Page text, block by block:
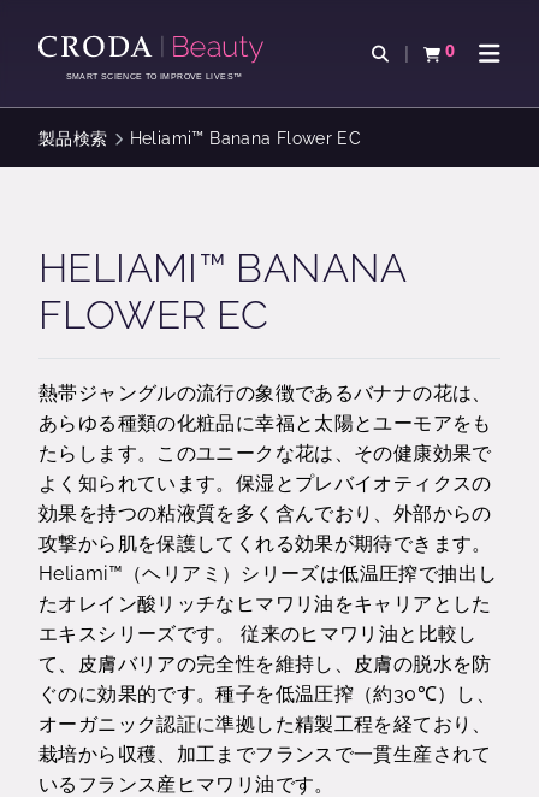
ン
を
ー
ス
SMART SCIENCE TO IMPROVE LIVES™
検索を開く
0
カートを確認す
ナビ
製品検索 Heliami™ Banana Flower EC
HELIAMI™ BANANA
FLOWER EC
熱帯ジャングルの流行の象徴であるバナナの花は、
あらゆる種類の化粧品に幸福と太陽とユーモアをも
たらします。このユニークな花は、その健康効果で
よく知られています。保湿とプレバイオティクスの
効果を持つの粘液質を多く含んでおり、外部からの
攻撃から肌を保護してくれる効果が期待できます。
Heliami™（ヘリアミ）シリーズは低温圧搾で抽出し
たオレイン酸リッチなヒマワリ油をキャリアとした
エキスシリーズです。 従来のヒマワリ油と比較し
て、皮膚バリアの完全性を維持し、皮膚の脱水を防
ぐのに効果的です。種子を低温圧搾（約30℃）し、
オーガニック認証に準拠した精製工程を経ており、
栽培から収穫、加工までフランスで一貫生産されて
いるフランス産ヒマワリ油です。